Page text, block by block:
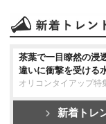
茶葉で一目瞭然の浸
違いに衝撃を受ける
オリコンタイアップ特
新着トレ